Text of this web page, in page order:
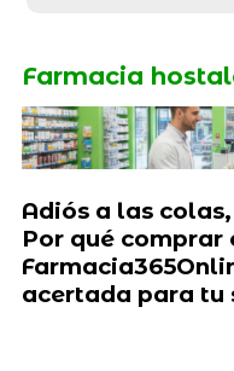
Farmacia
Adiós a las
Por qué comprar
acertada para tu